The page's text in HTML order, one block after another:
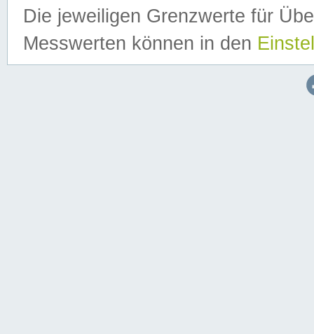
Die jeweiligen Grenzwerte für
Messwerten können in den